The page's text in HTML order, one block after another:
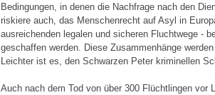
Bedingungen, in denen die Nachfrage nach den
riskiere auch, das Menschenrecht auf Asyl in
ausreichenden legalen und sicheren Fluchtwege -
geschaffen werden. Diese Zusammenhänge
Leichter ist es, den Schwarzen Peter kriminellen
Auch nach dem Tod von über 300 Flüchtlingen vor